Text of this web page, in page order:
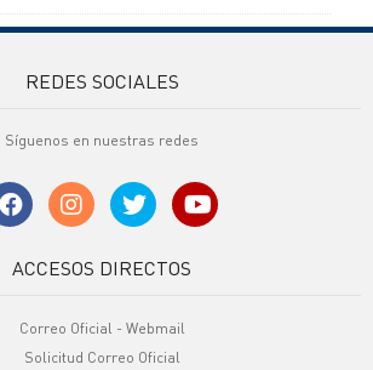
REDES SOCIALES
Síguenos en nuestras redes
ACCESOS DIRECTOS
Correo Oficial - Webmail
Solicitud Correo Oficial